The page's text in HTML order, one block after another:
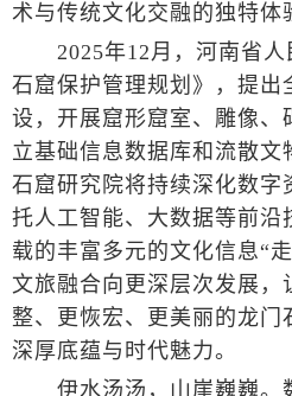
术与传统文化交融的独特体
2025年12月，河南省人
石窟保护管理规划》，提出
设，开展窟形窟室、雕像、
立基础信息数据库和流散文
石窟研究院将持续深化数字
托人工智能、大数据等前沿
载的丰富多元的文化信息“
文旅融合向更深层次发展，
整、更恢宏、更美丽的龙门
深厚底蕴与时代魅力。
伊水汤汤，山崖巍巍。